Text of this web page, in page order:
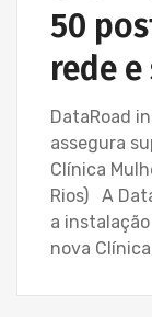
50
rede
DataRoad
assegura
Clínica
Rios) A
a
nova Clínica